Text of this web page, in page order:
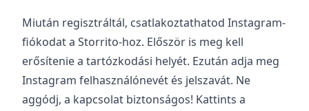
Miután regisztráltál, csatlakoztathatod Instagram-
fiókodat a Storrito-hoz. Először is meg kell
erősítenie a tartózkodási helyét. Ezután adja meg
Instagram felhasználónevét és jelszavát. Ne
aggódj, a kapcsolat biztonságos! Kattints a